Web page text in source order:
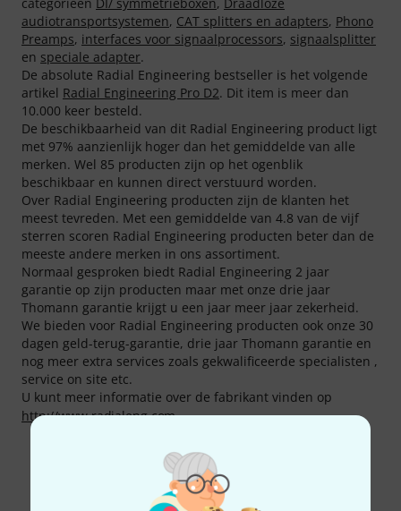
categorieen DI/ symmetrieboxen, Draadloze
audiotransportsystemen, CAT splitters en adapters, Phono
Preamps, interfaces voor signaalprocessors, signaalsplitter
en speciale adapter.
De absolute Radial Engineering bestseller is het volgende
artikel Radial Engineering Pro D2. Dit item is meer dan
10.000 keer besteld.
De beschikbaarheid van dit Radial Engineering product ligt
met 97% aanzienlijk hoger dan het gemiddelde van alle
merken. Wel 85 producten zijn op het ogenblik
beschikbaar en kunnen direct verstuurd worden.
Over Radial Engineering producten zijn de klanten het
meest tevreden. Met een gemiddelde van 4.8 van de vijf
sterren scoren Radial Engineering producten beter dan de
meeste andere merken in ons assortiment.
Normaal gesproken biedt Radial Engineering 2 jaar
garantie op zijn producten maar met onze drie jaar
Thomann garantie krijgt u een jaar meer jaar zekerheid.
We bieden voor Radial Engineering producten ook onze 30
dagen geld-terug-garantie, drie jaar Thomann garantie en
nog meer extra services zoals gekwalificeerde specialisten ,
service on site etc.
U kunt meer informatie over de fabrikant vinden op
http://www.radialeng.com
Meer over Radial Engineering